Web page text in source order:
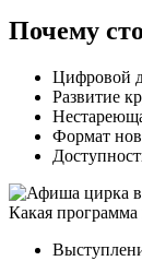
Почему
Цифровой
Развитие
Формат
Какая